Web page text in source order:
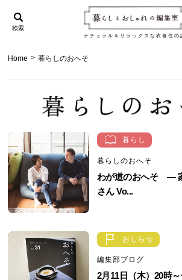
ナチュラル＆リラックスな衣食住の
検索
Home > 暮らしのおへそ
暮らし
暮らしのおへそ
わが道のおへそ ―
さん Vo...
おしらせ
編集部ブログ
2月11日（木）20時